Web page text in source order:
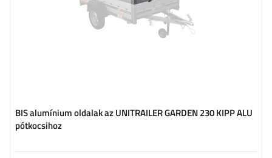
BIS alumínium oldalak az UNITRAILER GARDEN 230 KIPP ALU
pótkocsihoz